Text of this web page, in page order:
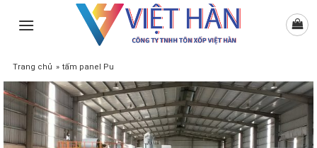
Trang chủ » tấm panel Pu